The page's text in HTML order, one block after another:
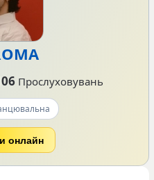
Прослуховувань
онлайн